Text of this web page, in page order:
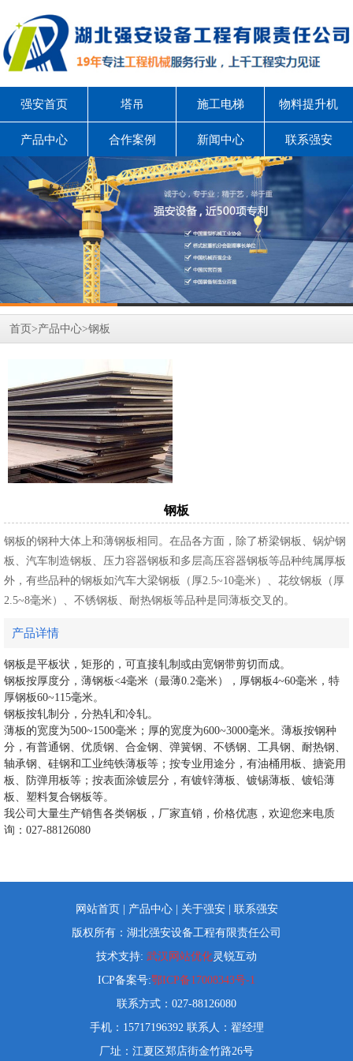
强安首页 塔吊 施工电梯 物料提升机
产品中心 合作案例 新闻中心 联系强安
首页 >产品中心>钢板
钢板
钢板的钢种大体上和薄钢板相同。在品各方面，除了桥梁钢板、锅炉钢
板、汽车制造钢板、压力容器钢板和多层高压容器钢板等品种纯属厚板
外，有些品种的钢板如汽车大梁钢板（厚2.5~10毫米）、花纹钢板（厚
2.5~8毫米）、不锈钢板、耐热钢板等品种是同薄板交叉的。
产品详情
钢板是平板状，矩形的，可直接轧制或由宽钢带剪切而成。
钢板按厚度分，薄钢板<4毫米（最薄0.2毫米），厚钢板4~60毫米，特
厚钢板60~115毫米。
钢板按轧制分，分热轧和冷轧。
薄板的宽度为500~1500毫米；厚的宽度为600~3000毫米。薄板按钢种
分，有普通钢、优质钢、合金钢、弹簧钢、不锈钢、工具钢、耐热钢、
轴承钢、硅钢和工业纯铁薄板等；按专业用途分，有油桶用板、搪瓷用
板、防弹用板等；按表面涂镀层分，有镀锌薄板、镀锡薄板、镀铅薄
板、塑料复合钢板等。
我公司大量生产销售各类钢板，厂家直销，价格优惠，欢迎您来电质
询：027-88126080
网站首页 产品中心| 关于强安| 联系强安
版权所有：湖北强安设备工程有限责任公司
技术支持: 武汉网站优化灵锐互动
ICP备案号:鄂ICP备17008343号-1
联系方式：027-88126080
手机：15717196392 联系人：翟经理
厂址：江夏区郑店街金竹路26号